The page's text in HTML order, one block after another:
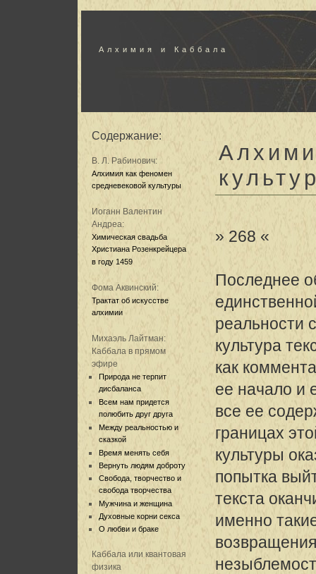
Алхимия и Каббала
Содержание:
В. Л. Рабинович:
Алхимия как феномен
средневековой культуры
Иоганн Валентин
Андреа:
Химическая свадьба
Христиана Розенкрейцера
в году 1459
Фома Аквинский:
Трактат об искусстве
алхимии
Михаэль Лайтман:
Каббала в прямом
эфире
Природа не терпит
дисбаланса
Всем нам придется
полюбить друг друга
Между реальностью и
сказкой
Время менять себя
Вернуть людям доброту
Свобода, творчество и
свобода творчества
Мужчина и женщина
Духовные корни секса
О любви и браке
Каббала или квантовая
физика
» 268 «
Последнее
реальности
культура
как
ее начало и
все ее
границах
культуры
попытка
текста
именно